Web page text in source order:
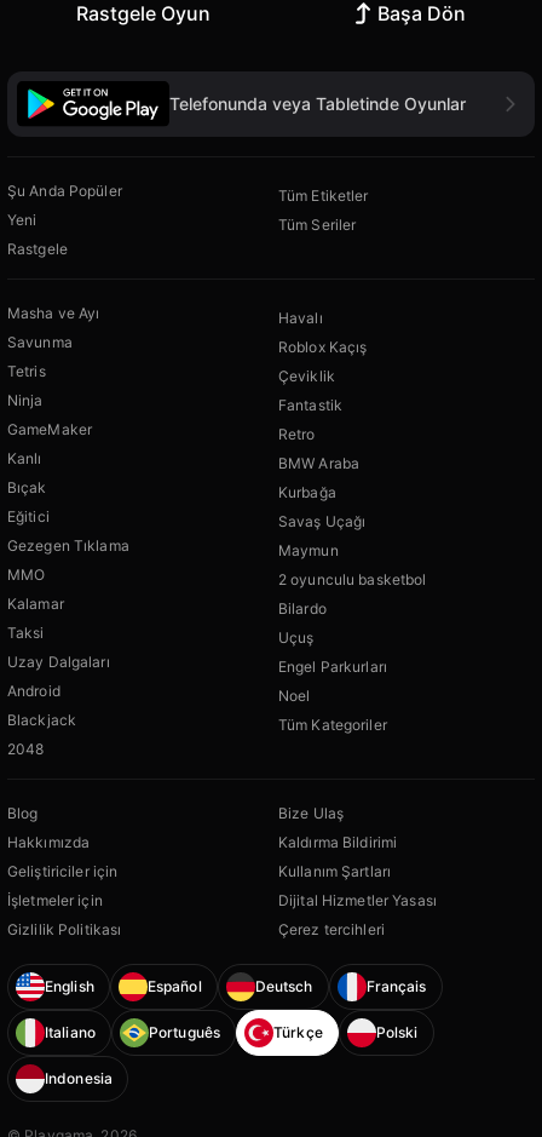
Rastgele Oyun Başa Dön
Telefonunda veya Tabletinde Oyunlar
Şu Anda Popüler
Yeni
Rastgele
Tüm Etiketler
Tüm Seriler
Masha ve Ayı
Savunma
Tetris
Ninja
GameMaker
Kanlı
Bıçak
Eğitici
Gezegen Tıklama
MMO
Kalamar
Taksi
Uzay Dalgaları
Android
Blackjack
2048
Havalı
Roblox Kaçış
Çeviklik
Fantastik
Retro
BMW Araba
Kurbağa
Savaş Uçağı
Maymun
2 oyunculu basketbol
Bilardo
Uçuş
Engel Parkurları
Noel
Tüm Kategoriler
Blog
Hakkımızda
Geliştiriciler için
İşletmeler için
Gizlilik Politikası
Bize Ulaş
Kaldırma Bildirimi
Kullanım Şartları
Dijital Hizmetler Yasası
Çerez tercihleri
English Español Deutsch Français
Italiano Português Türkçe Polski
Indonesia